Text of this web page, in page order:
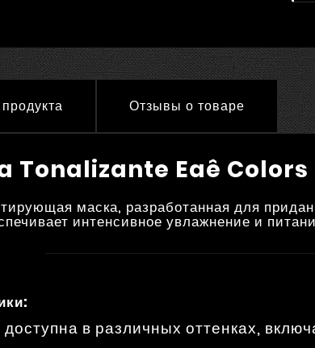
Отзывы о товаре
Tonalizante Eaê Colors
маска, разработанная для
интенсивное увлажнение и
доступна в различных оттенках,